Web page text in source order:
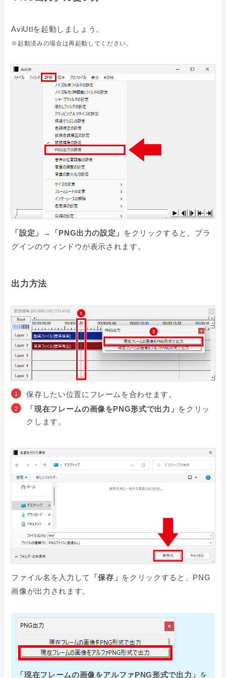
AviUtlを起動しましょう。
※起動済みの場合は再起動してください。
「設定」→「PNG出力の設定」
をクリックすると、プラ
グインのウィンドウが表示されます。
出力方法
保存したい位置にフレームを合わせます。
「現在フレームの画像をPNG形式で出力」 をクリッ
クします。
ファイル名を入力して 「保存」 をクリックすると、PNG
画像が出力されます。
「現在フレームの画像をアルファPNG形式で出力」 を